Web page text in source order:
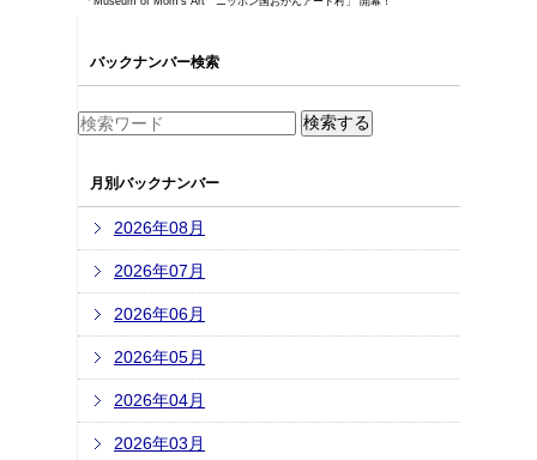
バックナンバー検索
月別バックナンバー
2026年08月
2026年07月
2026年06月
2026年05月
2026年04月
2026年03月